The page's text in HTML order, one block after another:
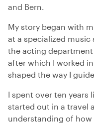
and Bern.
My story began with
at a specialized
the acting
after which I worked
shaped the way I
I spent over ten years
started out in a travel
understanding of